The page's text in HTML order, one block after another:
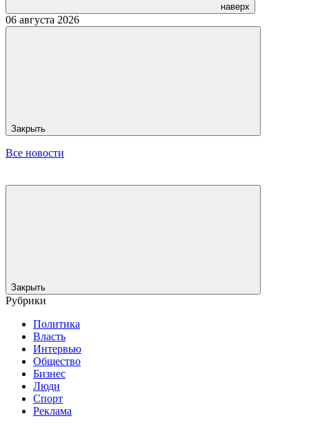
наверх
06 августа 2026
Закрыть
Все новости
Закрыть
Рубрики
Политика
Власть
Интервью
Общество
Бизнес
Люди
Спорт
Реклама